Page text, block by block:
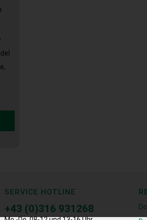
SERVICE HOTLINE
+43 (0)316 931268